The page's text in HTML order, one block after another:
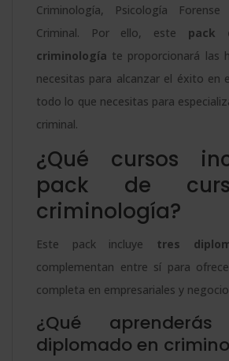
Criminología, Psicología
Criminal. Por ello, este pack
criminología te proporcionará las
necesitas para alcanzar el éxito en
todo lo que necesitas para
criminal.
¿Qué cursos
pack de
criminología?
Este pack incluye tres
complementan entre sí para
completa en empresariales y
¿Qué
diplomado en